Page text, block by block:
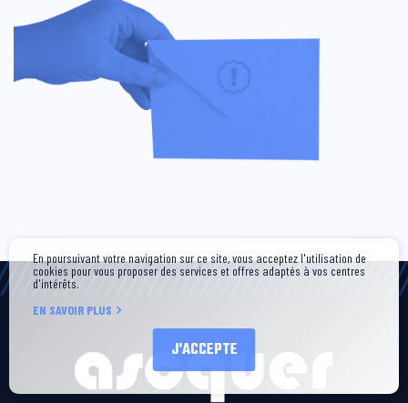
J'ACCEPTE
En poursuivant votre navigation sur ce site, vous acceptez l'utilisation de
cookies pour vous proposer des services et offres adaptés à vos centres
d'intérêts.
EN SAVOIR PLUS